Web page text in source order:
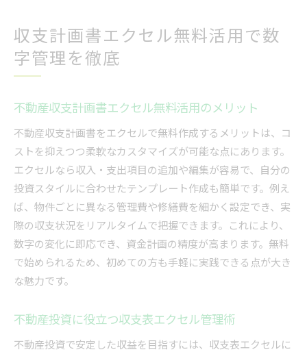
収支計画書エクセル無料活用で数
字管理を徹底
不動産収支計画書エクセル無料活用のメリット
不動産収支計画書をエクセルで無料作成するメリットは、コ
ストを抑えつつ柔軟なカスタマイズが可能な点にあります。
エクセルなら収入・支出項目の追加や編集が容易で、自分の
投資スタイルに合わせたテンプレート作成も簡単です。例え
ば、物件ごとに異なる管理費や修繕費を細かく設定でき、実
際の収支状況をリアルタイムで把握できます。これにより、
数字の変化に即応でき、資金計画の精度が高まります。無料
で始められるため、初めての方も手軽に実践できる点が大き
な魅力です。
不動産投資に役立つ収支表エクセル管理術
不動産投資で安定した収益を目指すには、収支表エクセルに